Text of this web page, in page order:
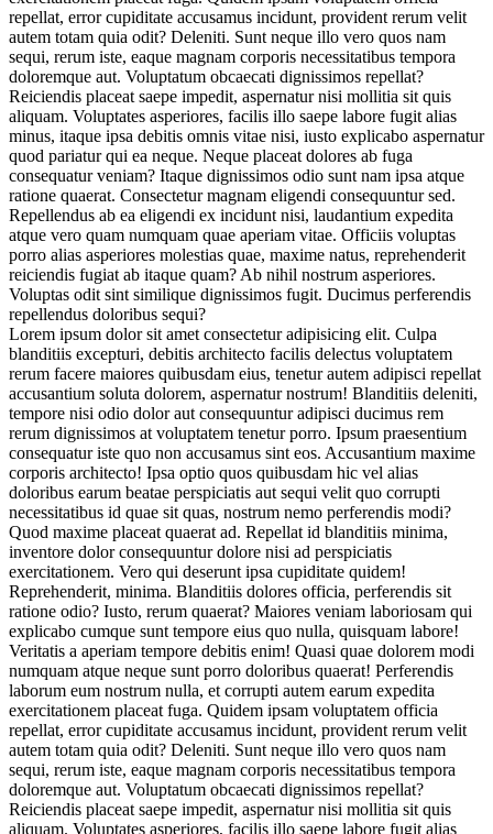
repellat, error cupiditate accusamus incidunt, provident rerum velit
autem totam quia odit? Deleniti. Sunt neque illo vero quos nam
sequi, rerum iste, eaque magnam corporis necessitatibus tempora
doloremque aut. Voluptatum obcaecati dignissimos repellat?
Reiciendis placeat saepe impedit, aspernatur nisi mollitia sit quis
aliquam. Voluptates asperiores, facilis illo saepe labore fugit alias
minus, itaque ipsa debitis omnis vitae nisi, iusto explicabo aspernatur
quod pariatur qui ea neque. Neque placeat dolores ab fuga
consequatur veniam? Itaque dignissimos odio sunt nam ipsa atque
ratione quaerat. Consectetur magnam eligendi consequuntur sed.
Repellendus ab ea eligendi ex incidunt nisi, laudantium expedita
atque vero quam numquam quae aperiam vitae. Officiis voluptas
porro alias asperiores molestias quae, maxime natus, reprehenderit
reiciendis fugiat ab itaque quam? Ab nihil nostrum asperiores.
Voluptas odit sint similique dignissimos fugit. Ducimus perferendis
repellendus doloribus sequi?
Lorem ipsum dolor sit amet consectetur adipisicing elit. Culpa
blanditiis excepturi, debitis architecto facilis delectus voluptatem
rerum facere maiores quibusdam eius, tenetur autem adipisci repellat
accusantium soluta dolorem, aspernatur nostrum! Blanditiis deleniti,
tempore nisi odio dolor aut consequuntur adipisci ducimus rem
rerum dignissimos at voluptatem tenetur porro. Ipsum praesentium
consequatur iste quo non accusamus sint eos. Accusantium maxime
corporis architecto! Ipsa optio quos quibusdam hic vel alias
doloribus earum beatae perspiciatis aut sequi velit quo corrupti
necessitatibus id quae sit quas, nostrum nemo perferendis modi?
Quod maxime placeat quaerat ad. Repellat id blanditiis minima,
inventore dolor consequuntur dolore nisi ad perspiciatis
exercitationem. Vero qui deserunt ipsa cupiditate quidem!
Reprehenderit, minima. Blanditiis dolores officia, perferendis sit
ratione odio? Iusto, rerum quaerat? Maiores veniam laboriosam qui
explicabo cumque sunt tempore eius quo nulla, quisquam labore!
Veritatis a aperiam tempore debitis enim! Quasi quae dolorem modi
numquam atque neque sunt porro doloribus quaerat! Perferendis
laborum eum nostrum nulla, et corrupti autem earum expedita
exercitationem placeat fuga. Quidem ipsam voluptatem officia
repellat, error cupiditate accusamus incidunt, provident rerum velit
autem totam quia odit? Deleniti. Sunt neque illo vero quos nam
sequi, rerum iste, eaque magnam corporis necessitatibus tempora
doloremque aut. Voluptatum obcaecati dignissimos repellat?
Reiciendis placeat saepe impedit, aspernatur nisi mollitia sit quis
aliquam. Voluptates asperiores, facilis illo saepe labore fugit alias